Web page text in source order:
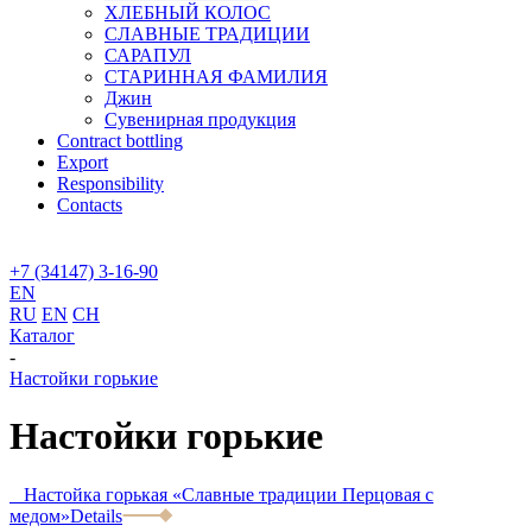
ХЛЕБНЫЙ КОЛОС
СЛАВНЫЕ ТРАДИЦИИ
САРАПУЛ
СТАРИННАЯ ФАМИЛИЯ
Джин
Сувенирная продукция
Contract bottling
Export
Responsibility
Contacts
+7 (34147) 3-16-90
EN
RU EN CH
Каталог
-
Настойки горькие
Настойки горькие
Настойка горькая «Славные традиции Перцовая с
медом»Details